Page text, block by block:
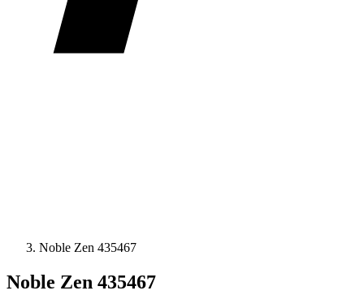
Noble Zen 435467
Noble Zen 435467